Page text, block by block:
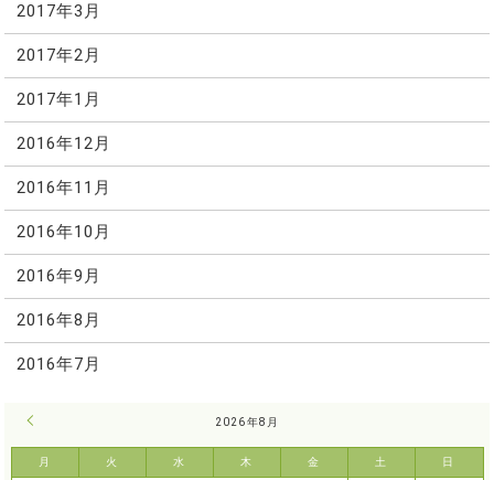
2017年3月
2017年2月
2017年1月
2016年12月
2016年11月
2016年10月
2016年9月
2016年8月
2016年7月
2026年8月
月 火 水 木 金 土 日